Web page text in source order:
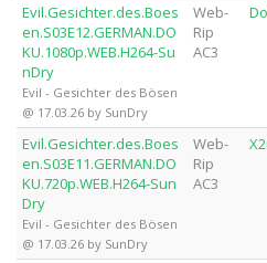
Evil.Gesichter.des.Boes
en.S03E12.GERMAN.DO
KU.1080p.WEB.H264-Su
nDry
Evil - Gesichter des Bösen
@ 17.03.26 by SunDry
Web-
Rip
AC3
Evil.Gesichter.des.Boes
en.S03E11.GERMAN.DO
KU.720p.WEB.H264-Sun
Dry
Evil - Gesichter des Bösen
@ 17.03.26 by SunDry
Web-
Rip
AC3